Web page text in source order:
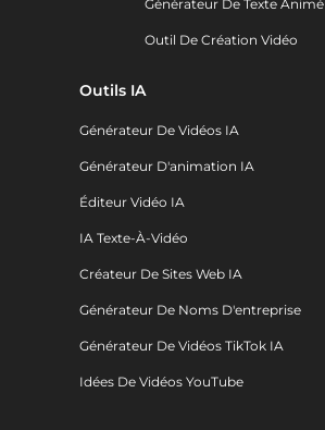
Générateur De Texte Animé
Outil De Création Vidéo
Outils IA
Générateur De Vidéos IA
Générateur D'animation IA
Éditeur Vidéo IA
IA Texte-À-Vidéo
Créateur De Sites Web IA
Générateur De Noms D'entreprise
Générateur De Vidéos TikTok IA
Idées De Vidéos YouTube